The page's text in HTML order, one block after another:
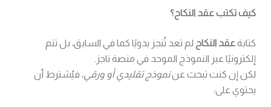
كيف تكتب عقد النكاح؟
كتابةعقد النكاح لم تعد تُنجز يدويًا كما في السابق، بل تتم
إلكترونيًا عبر النموذج الموحد في منصة ناجز.
لكن إن كنت تبحث عننموذج تقليدي أو ورقي، فيُشترط أن
يحتوي على: